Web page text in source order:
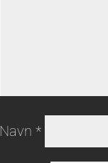
Navn*